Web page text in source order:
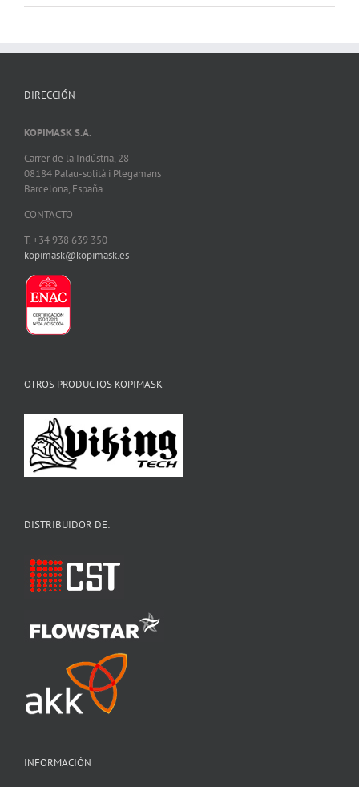
DIRECCIÓN
KOPIMASK S.A.
Carrer de la Indústria, 28
08184 Palau-solità i Plegamans
Barcelona, España
CONTACTO
T. +34 938 639 350
kopimask@kopimask.es
OTROS PRODUCTOS KOPIMASK
DISTRIBUIDOR DE:
INFORMACIÓN